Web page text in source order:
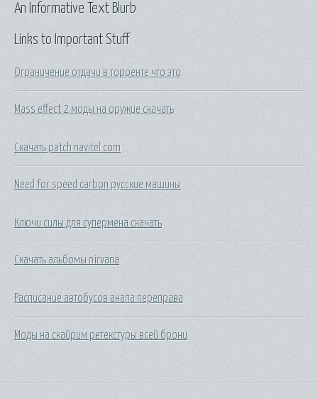
Links to Important Stuff
Ограничение отдачи в торренте что это
Mass effect 2 моды на оружие скачать
Скачать patch navitel com
Need for speed carbon русские машины
Ключи силы для супермена скачать
Скачать альбомы nirvana
Расписание автобусов анапа переправа
Моды на скайрим ретекстуры всей брони
An Informative Text Blurb